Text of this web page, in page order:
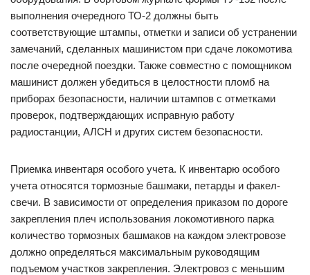
выполнения очередного ТО-2 должны быть
соответствующие штампы, отметки и записи об устранении
замечаний, сделанных машинистом при сдаче локомотива
после очередной поездки. Также совместно с помощником
машинист должен убедиться в целостности пломб на
приборах безопасности, наличии штампов с отметками
проверок, подтверждающих исправную работу
радиостанции, АЛСН и других систем безопасности.
Приемка инвентаря особого учета. К инвентарю особого
учета относятся тормозные башмаки, петарды и факел-
свечи. В зависимости от определения приказом по дороге
закрепления плеч использования локомотивного парка
количество тормозных башмаков на каждом электровозе
должно определяться максимальным руководящим
подъемом участков закрепления. Электровоз с меньшим